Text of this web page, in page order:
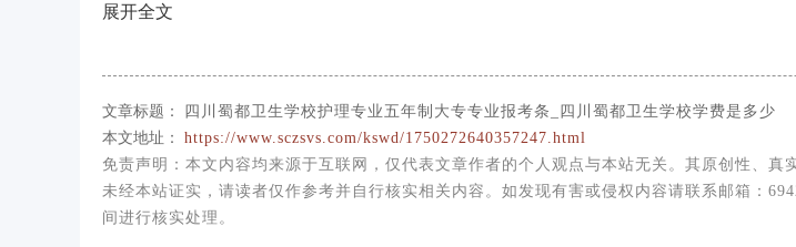
展开全文
文章标题： 四川蜀都卫生学校护理专业五年制大专专业报考条_四川蜀都卫生学校学费是多少
本文地址： https://www.sczsvs.com/kswd/1750272640357247.html
免责声明 ：本文内容均来源于互联网，仅代表文章作者的个人观点与本站无关。其原创性、真
未经本站证实，请读者仅作参考并自行核实相关内容。如发现有害或侵权内容请联系邮箱：
间进行核实处理。